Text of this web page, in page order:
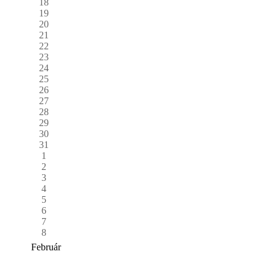
19
20
21
22
23
24
25
26
27
28
29
30
31
1
2
3
4
5
6
7
8
Február